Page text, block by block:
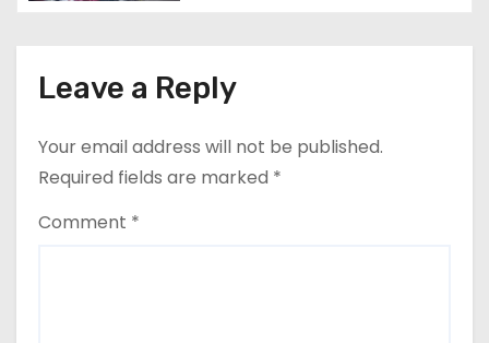
n
Leave a Reply
Your email address will not be published.
Required fields are marked *
Comment *